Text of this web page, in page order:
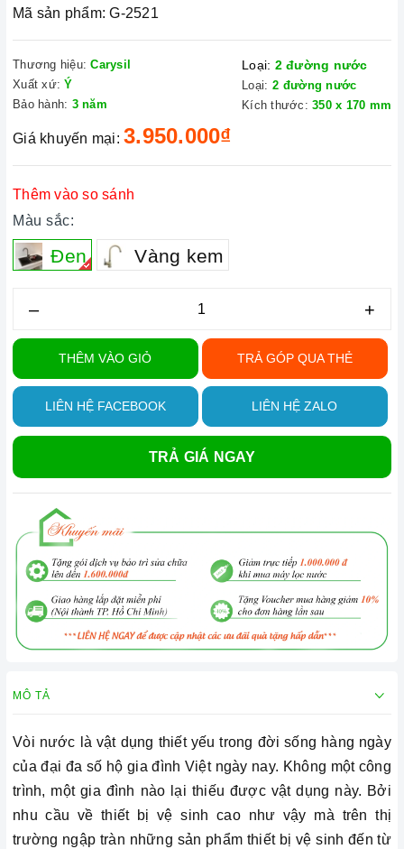
Mã sản phẩm: G-2521
Thương hiệu: Carysil
Xuất xứ: Ý
Bảo hành: 3 năm
Loại: 2 đường nước
Loại: 2 đường nước
Kích thước: 350 x 170 mm
Giá khuyến mại: 3.950.000₫
Thêm vào so sánh
Màu sắc:
Đen Vàng kem
– +
THÊM VÀO GIỎ TRẢ GÓP QUA THẺ
LIÊN HỆ FACEBOOK LIÊN HỆ ZALO
TRẢ GIÁ NGAY
MÔ TẢ
Vòi nước là vật dụng thiết yếu trong đời sống hàng ngày
của đại đa số hộ gia đình Việt ngày nay. Không một công
trình, một gia đình nào lại thiếu được vật dụng này. Bởi
nhu cầu về thiết bị vệ sinh cao như vậy mà trên thị
trường ngập tràn những sản phẩm thiết bị vệ sinh đến từ